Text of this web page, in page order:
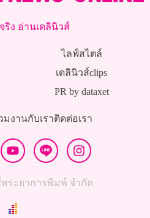
ริง อ่านเดลินิวส์
ไลฟ์สไตล์
เดลินิวส์clips
PR by dataxet
มงานกับเราติดต่อเรา
ระยาการพิมพ์ จำกัด